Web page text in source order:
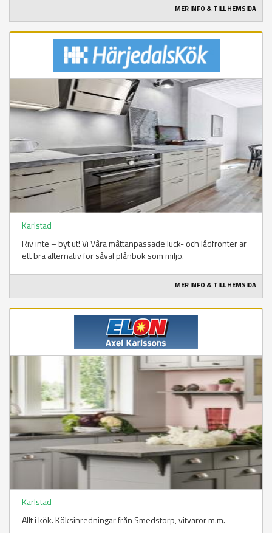
MER INFO & TILL HEMSIDA
Karlstad
Riv inte – byt ut! Vi Våra måttanpassade luck- och lådfronter är
ett bra alternativ för såväl plånbok som miljö.
MER INFO & TILL HEMSIDA
Karlstad
Allt i kök. Köksinredningar från Smedstorp, vitvaror m.m.